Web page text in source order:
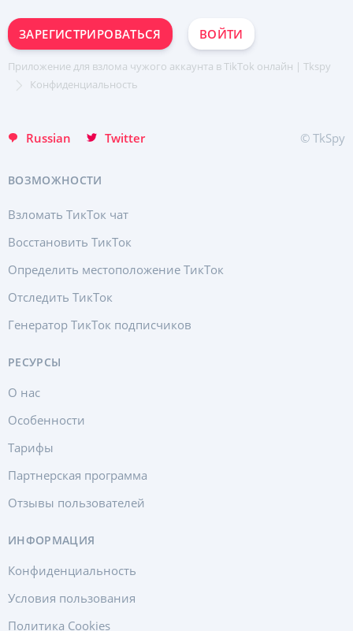
ЗАРЕГИСТРИРОВАТЬСЯ ВОЙТИ
Приложение для взлома чужого аккаунта в TikTok онлайн | Tkspy
Конфиденциальность
Russian
ЗАРЕГИСТРИРУЙТЕСЬ МГНОВЕННО
Twitter © TkSpy
ВОЗМОЖНОСТИ
Взломать ТикТок чат
Восстановить ТикТок
Определить местоположение ТикТок
Отследить ТикТок
Генератор ТикТок подписчиков
РЕСУРСЫ
О нас
Особенности
Тарифы
Партнерская программа
Отзывы пользователей
ИНФОРМАЦИЯ
Конфиденциальность
Условия пользования
Политика Cookies